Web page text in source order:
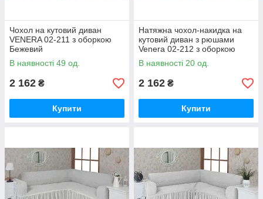
Чохол на кутовий диван
VENERA 02-211 з оборкою
Бежевий
В наявності 49 од.
2 162 ₴
Купити
Натяжна чохол-накидка на
кутовий диван з рюшами
Venera 02-212 з оборкою
Пісочний
В наявності 20 од.
2 162 ₴
Купити